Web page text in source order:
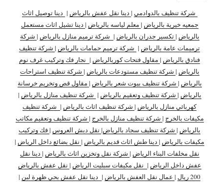
شركة تنظيف بالدوادمي | دينا نقل عفش بالرياض | دينا توصيل اثاث
جمعيه خيرية بالرياض | معلم لياسه بالرياض | دينا تشيل اثاث مستعمل
بالرياض | تكسير جدران بالرياض | شركة ترميم منازل بالرياض | شركة
ترميمات عامة بالرياض | شركة ترميم حمامات بالرياض | شركة تنظيف
فنادق بالرياض | مقاول فتحات كوربالرياض | نجار فك وتركيب غرف نوم
بالرياض | شركة تنظيف مستودعات بالرياض | شركة تنظيف استراحات
بالرياض | شركة تنظيف بيوت شعر بالرياض | مقاول قص وتخريم خرسانة
بالرياض | شركة تنظيف وتعقيم بالرياض | شركة تنظيف منازل بالرياض |
كهربائي منازل بالرياض | شركة تنظيف اثاث بالرياض | شركة تنظيف
مكيفات بالخرج | شركة تنظيف منازل بالخرج | شركة تنظيف وتعقيم مكاتب
بالرياض | شركة تنظيف سجاد بالرياض| نقل دبش العروس | فك وتركيب
مكيفات بالرياض | دينا طش اثاث قديم بالرياض | نقل بضائع داخل الرياض |
نقل مخلفات البناء الرياض | شركة نقل وتخزين اثاث بالرياض | دينا نقل
عفش داخل الرياض | نقل مكيفات سبليت الرياض | نقل عفش بالرياض
200 ريال
| عمال نقل العفش بالرياض | دينا نقل عفش بحي ظهرة لبن |